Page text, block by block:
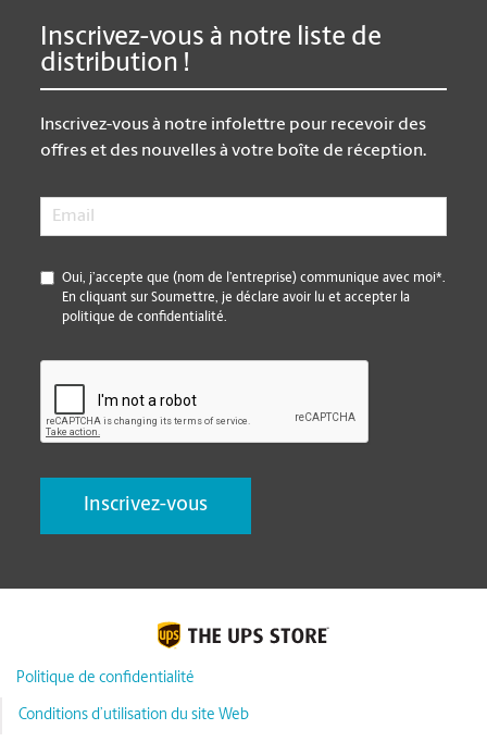
Inscrivez-vous à notre liste de
distribution !
Inscrivez-vous à notre infolettre pour recevoir des
offres et des nouvelles à votre boîte de réception.
Email
*
Oui, j’accepte que (nom de l’entreprise) communique avec moi*.
En cliquant sur Soumettre, je déclare avoir lu et accepter la
politique de confidentialité.
Politique de confidentialité
Conditions d’utilisation du site Web